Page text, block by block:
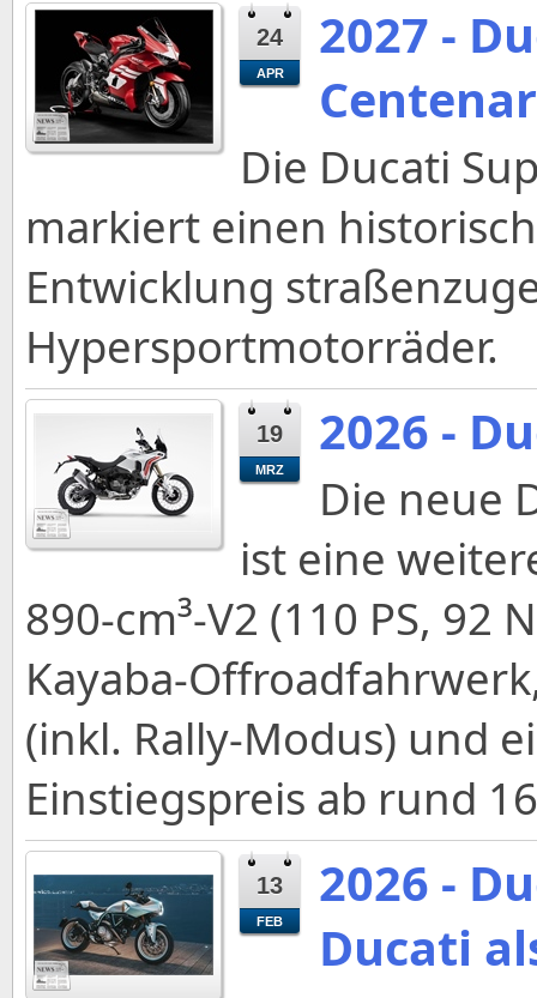
24
APR
2027 -
Die Ducati
markiert einen
Entwicklung
Hypersportmotorräder.
19
MRZ
2026 -
Die neue
ist eine
890‑cm³‑V2 (110 PS, 92
(inkl. Rally‑Modus) und
Einstiegspreis ab rund
13
FEB
2026 -
Ducati